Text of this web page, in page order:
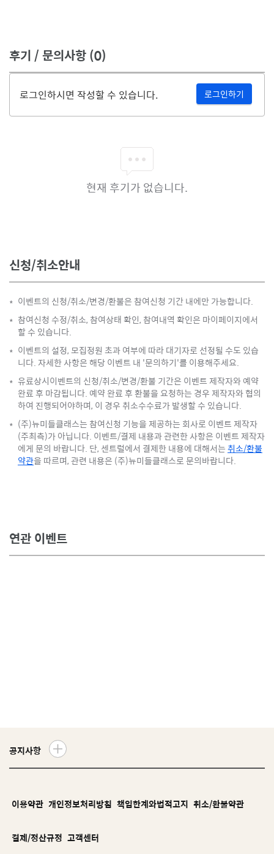
후기 / 문의사항(0)
로그인하시면 작성할 수 있습니다. 로그인하기
현재 후기가 없습니다.
신청/취소안내
* 이벤트의 신청/취소/변경/환불은 참여신청 기간 내에만 가능합니다.
* 참여신청 수정/취소, 참여상태 확인, 참여내역 확인은 마이페이지에서
할 수 있습니다.
* 이벤트의 설정, 모집정원 초과 여부에 따라 대기자로 선정될 수도 있습
니다. 자세한 사항은 해당 이벤트 내 '문의하기'를 이용해주세요.
* 유료상시이벤트의 신청/취소/변경/환불 기간은 이벤트 제작자와 예약
완료 후 마감됩니다. 예약 완료 후 환불을 요청하는 경우 제작자와 협의
하여 진행되어야하며, 이 경우 취소수수료가 발생할 수 있습니다.
* (주)뉴미들클래스는 참여신청 기능을 제공하는 회사로 이벤트 제작자
(주최측)가 아닙니다. 이벤트/결제 내용과 관련한 사항은 이벤트 제작자
에게 문의 바랍니다. 단, 센트럴에서 결제한 내용에 대해서는취소/환불
약관을 따르며, 관련 내용은 (주)뉴미들클래스로 문의바랍니다.
연관 이벤트
공지사항
더
기
이용약관 개인정보처리방침 책임한계와법적고지 취소/환불약관
결제/정산규정 고객센터